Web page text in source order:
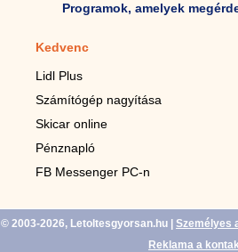
Programok, amelyek
Kedvenc
Lidl Plus
Számítógép nagyítása
Skicar online
Pénznapló
FB Messenger PC-n
© 2003-2026, Letoltesgyorsan.hu
Személyes
Reklama a